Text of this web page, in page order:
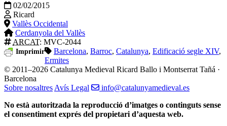
02/02/2015
Ricard
Vallès Occidental
Cerdanyola del Vallès
ARCAT: MVC-2044
Imprimir Barcelona, Barroc, Catalunya, Edificació segle XIV,
Ermites
© 2011–2026 Catalunya Medieval Ricard Ballo i Montserrat Tañá ·
Barcelona
Sobre nosaltres Avís Legal
info@catalunyamedieval.es
No està autoritzada la reproducció d’imatges o continguts sense
el consentiment exprés del propietari d’aquesta web.